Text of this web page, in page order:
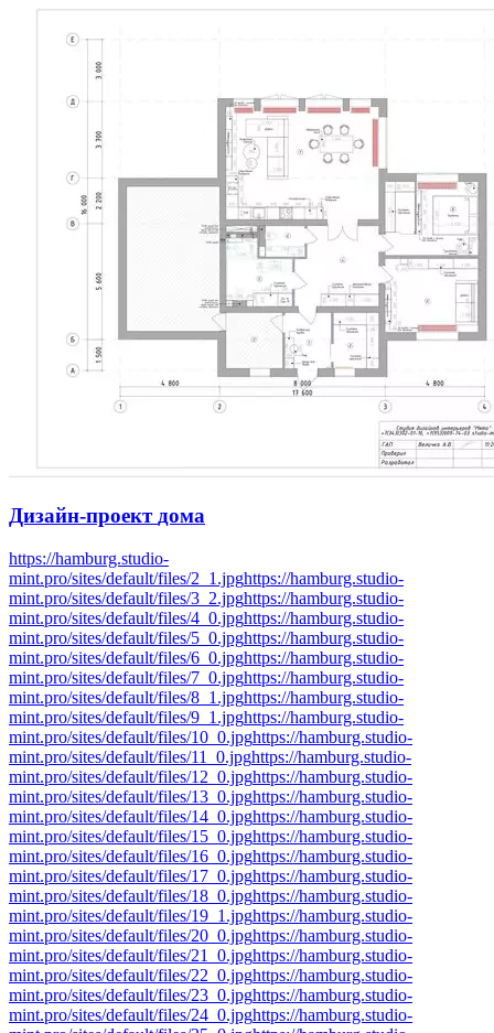
Дизайн-проект дома
https://hamburg.studio-
mint.pro/sites/default/files/2_1.jpghttps://hamburg.studio-
mint.pro/sites/default/files/3_2.jpghttps://hamburg.studio-
mint.pro/sites/default/files/4_0.jpghttps://hamburg.studio-
mint.pro/sites/default/files/5_0.jpghttps://hamburg.studio-
mint.pro/sites/default/files/6_0.jpghttps://hamburg.studio-
mint.pro/sites/default/files/7_0.jpghttps://hamburg.studio-
mint.pro/sites/default/files/8_1.jpghttps://hamburg.studio-
mint.pro/sites/default/files/9_1.jpghttps://hamburg.studio-
mint.pro/sites/default/files/10_0.jpghttps://hamburg.studio-
mint.pro/sites/default/files/11_0.jpghttps://hamburg.studio-
mint.pro/sites/default/files/12_0.jpghttps://hamburg.studio-
mint.pro/sites/default/files/13_0.jpghttps://hamburg.studio-
mint.pro/sites/default/files/14_0.jpghttps://hamburg.studio-
mint.pro/sites/default/files/15_0.jpghttps://hamburg.studio-
mint.pro/sites/default/files/16_0.jpghttps://hamburg.studio-
mint.pro/sites/default/files/17_0.jpghttps://hamburg.studio-
mint.pro/sites/default/files/18_0.jpghttps://hamburg.studio-
mint.pro/sites/default/files/19_1.jpghttps://hamburg.studio-
mint.pro/sites/default/files/20_0.jpghttps://hamburg.studio-
mint.pro/sites/default/files/21_0.jpghttps://hamburg.studio-
mint.pro/sites/default/files/22_0.jpghttps://hamburg.studio-
mint.pro/sites/default/files/23_0.jpghttps://hamburg.studio-
mint.pro/sites/default/files/24_0.jpghttps://hamburg.studio-